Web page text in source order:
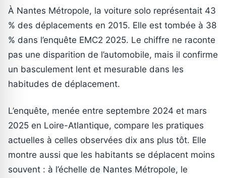
À Nantes Métropole, la voiture solo représentait 43
% des déplacements en 2015. Elle est tombée à 38
% dans l’enquête EMC2 2025. Le chiffre ne raconte
pas une disparition de l’automobile, mais il confirme
un basculement lent et mesurable dans les
habitudes de déplacement.
L’enquête, menée entre septembre 2024 et mars
2025 en Loire-Atlantique, compare les pratiques
actuelles à celles observées dix ans plus tôt. Elle
montre aussi que les habitants se déplacent moins
souvent : à l’échelle de Nantes Métropole, le